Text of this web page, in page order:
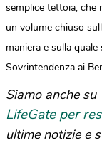
semplice tettoia, che
un volume chiuso
maniera e sulla
Sovrintendenza ai
Siamo anche
LifeGate per
ultime notizie e